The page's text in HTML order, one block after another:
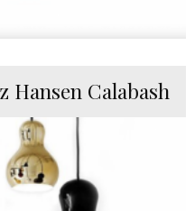
Hansen Calabash